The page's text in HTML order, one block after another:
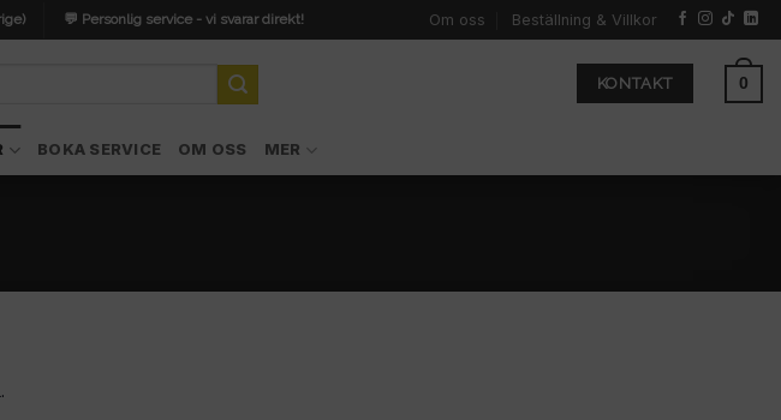
💬 Personlig service - vi svarar direkt! Om oss Beställning & Villkor
KONTAKT 0
BOKA SERVICE OM OSS MER